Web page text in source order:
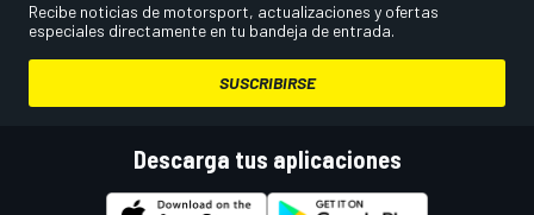
Recibe noticias de motorsport, actualizaciones y ofertas
especiales directamente en tu bandeja de entrada.
SUSCRIBIRSE
Descarga tus aplicaciones